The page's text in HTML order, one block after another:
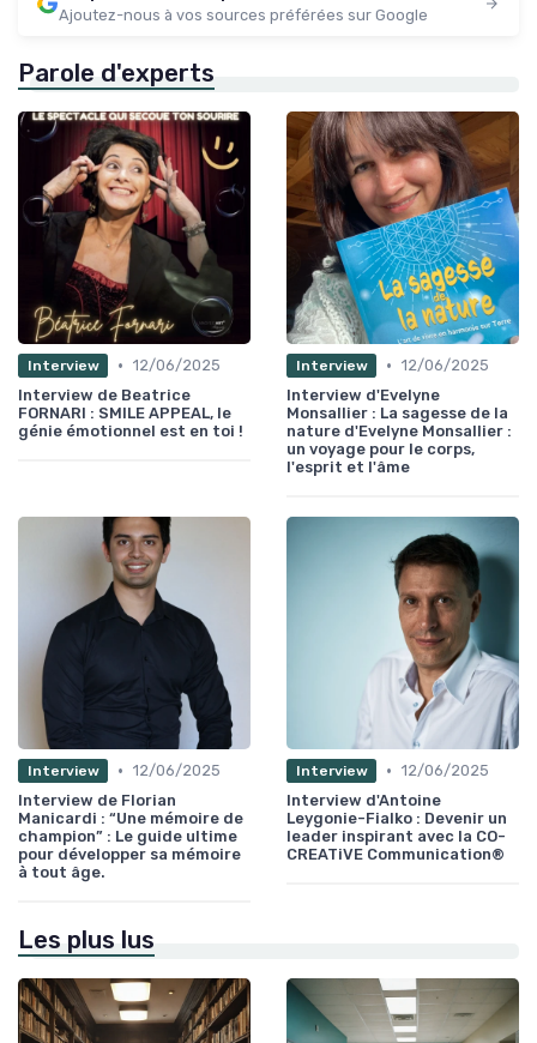
Ajoutez-nous à vos sources préférées sur Google
Parole d'experts
Interview • 12/06/2025
Interview de Beatrice
FORNARI : SMILE APPEAL, le
génie émotionnel est en toi !
Interview • 12/06/2025
Interview d'Evelyne
Monsallier : La sagesse de la
nature d'Evelyne Monsallier :
un voyage pour le corps,
l'esprit et l'âme
Interview • 12/06/2025
Interview de Florian
Manicardi : “Une mémoire de
champion” : Le guide ultime
pour développer sa mémoire
à tout âge.
Interview • 12/06/2025
Interview d'Antoine
Leygonie-Fialko : Devenir un
leader inspirant avec la CO-
CREATiVE Communication®
Les plus lus